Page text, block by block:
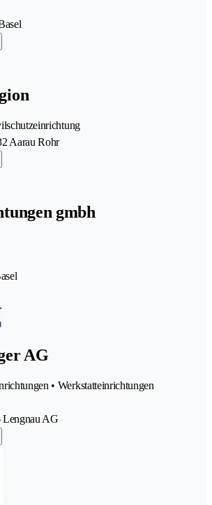
Aarau Rohr
gmbh
AG
• Werkstatteinrichtungen
Lengnau AG